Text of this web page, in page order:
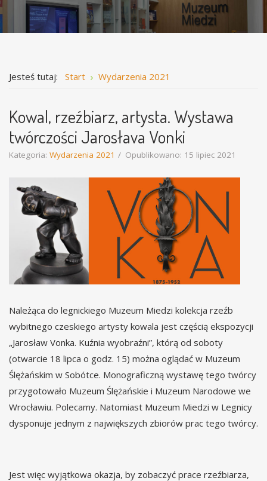
Jesteś tutaj: Start Wydarzenia 2021
Kowal, rzeźbiarz, artysta. Wystawa
twórczości Jarosłava Vonki
Kategoria: Wydarzenia 2021 Opublikowano: 15 lipiec 2021
Należąca do legnickiego Muzeum Miedzi kolekcja rzeźb
wybitnego czeskiego artysty kowala jest częścią ekspozycji
„Jarosław Vonka. Kuźnia wyobraźni”, którą od soboty
(otwarcie 18 lipca o godz. 15) można oglądać w Muzeum
Ślężańskim w Sobótce. Monograficzną wystawę tego twórcy
przygotowało Muzeum Ślężańskie i Muzeum Narodowe we
Wrocławiu. Polecamy. Natomiast Muzeum Miedzi w Legnicy
dysponuje jednym z największych zbiorów prac tego twórcy.
Jest więc wyjątkowa okazja, by zobaczyć prace rzeźbiarza,